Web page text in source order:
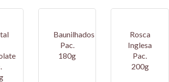
Baunilhados
Pac.
180g
Rosca
Inglesa
Pac.
200g